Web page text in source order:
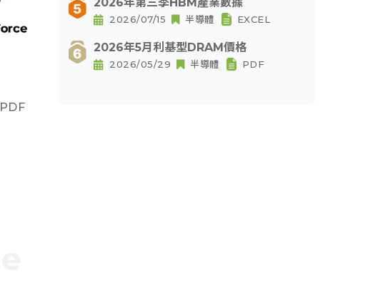
PDF
2026/07/15 半導體 EXCEL
2026年5月利基型DRAM價格
2026/05/29 半導體 PDF